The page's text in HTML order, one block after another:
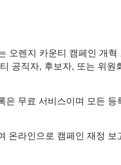
오렌지 카운티 캠페인 개
공직자, 후보자, 또는 위
무료 서비스이며 모든 등
온라인으로 캠페인 재정